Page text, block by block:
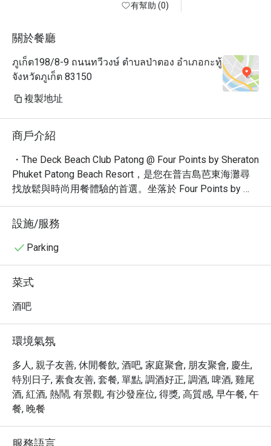
有幫助 (0)
關於餐廳
ภูเก็ต198/8-9 ถนนทวีวงษ์ ตำบลป่าตอง อำเภอกะทู้
จังหวัดภูเก็ต 83150
複製地址
商戶介紹
・The Deck Beach Club Patong @ Four Points by Sheraton
Phuket Patong Beach Resort，是您在普吉島芭東海灘尋
找放鬆與時尚用餐體驗的首選。坐落於 Four Points by
Sheraton Phuket Patong Beach Resort，輕鬆抵達，為您
提供各式精心調製的雞尾酒、精緻小菜與美味餐點。無論
是悠閒的午餐時光或浪漫的晚餐，這裡舒適的室外雅座與
迷人的海景，都是您享受美好時刻的完美場所。
樂，欣賞壯麗的日落景致。這裡的餐點選擇豐富，從開胃
小點到精緻主菜，應有盡有。遊客們讚譽有加，特別喜愛
這裡舒適的環境、熱情的服務以及價格合理的酒水。
享有高達 5 折的獨家優惠，為您的普吉島之旅增添更多美
味與歡樂。
設施/服務
Parking
菜式
酒吧
環境氣氛
多人, 親子友善, 休閒餐飲, 酒吧, 家庭聚會, 朋友聚會, 慶生,
特別日子, 素食友善, 套餐, 單點, 調酒好正, 調酒, 啤酒, 雞尾
酒, 紅酒, 熱鬧, 有景觀, 有沙發座位, 得獎, 高質感, 早午餐, 午
餐, 晚餐
服務語言